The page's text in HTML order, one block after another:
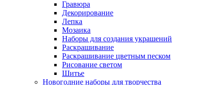
Гравюра
Декорирование
Лепка
Мозаика
Наборы для создания украшений
Раскрашивание
Раскрашивание цветным песком
Рисование светом
Шитье
Новогодние наборы для творчества